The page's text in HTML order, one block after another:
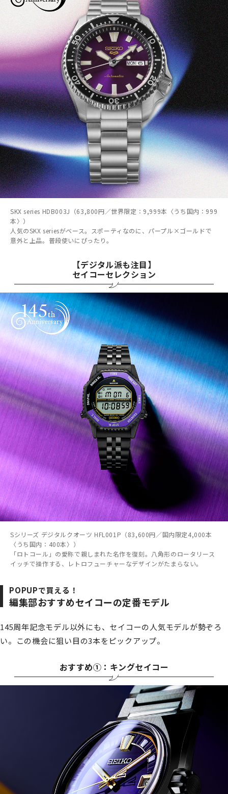
SKX series HDB003J（63,800円／世界限定：9,999本〈うち国内：999
本〉）
人気のSKX seriesがベース。スポーティなのに、パープル×ゴールドで
意外と上品。普段使いにぴったり。
【デジタル派も注目】
セイコーセレクション
Sシリーズ デジタルクオーツ HFL001P（83,600円／国内限定4,000本
〈うち国内：400本〉）
「ロトコール」の愛称で親しまれた名作を復刻。八角形のロータリース
イッチで操作する、レトロフューチャーなデザインがたまらない。
POPUPで買える！
編集部おすすめセイコーの定番モデル
145周年記念モデル以外にも、セイコーの人気モデルが勢ぞろ
い。この機会に狙い目の3本をピックアップ。
おすすめ①：キングセイコー